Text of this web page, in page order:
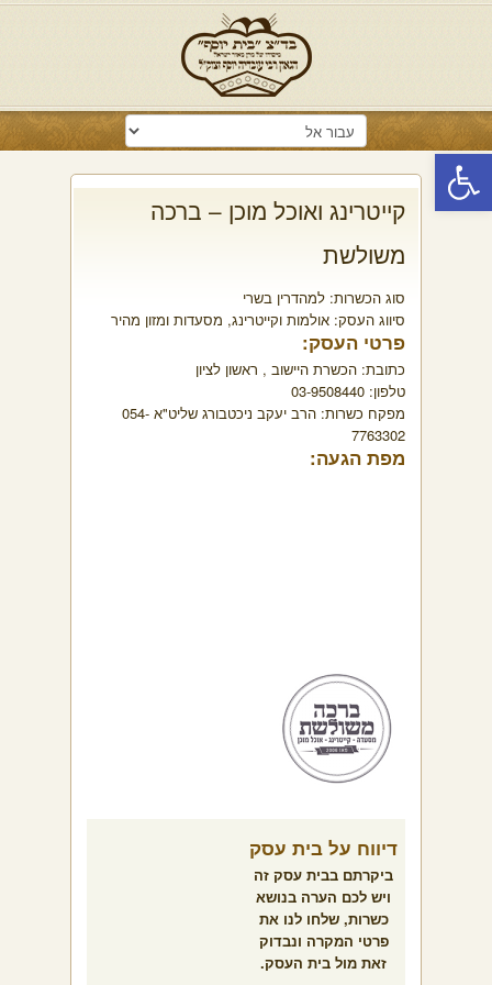
פתח סרגל נגישות
קייטרינג ואוכל מוכן – ברכה
משולשת
סוג הכשרות: למהדרין בשרי
סיווג העסק: אולמות וקייטרינג, מסעדות ומזון מהיר
פרטי העסק:
כתובת: הכשרת היישוב , ראשון לציון
טלפון: 03-9508440
מפקח כשרות:
הרב יעקב ניכטבורג שליט"א 054-
7763302
מפת הגעה:
דיווח על בית עסק
ביקרתם בבית עסק זה
ויש לכם הערה בנושא
כשרות, שלחו לנו את
פרטי המקרה ונבדוק
זאת מול בית העסק.